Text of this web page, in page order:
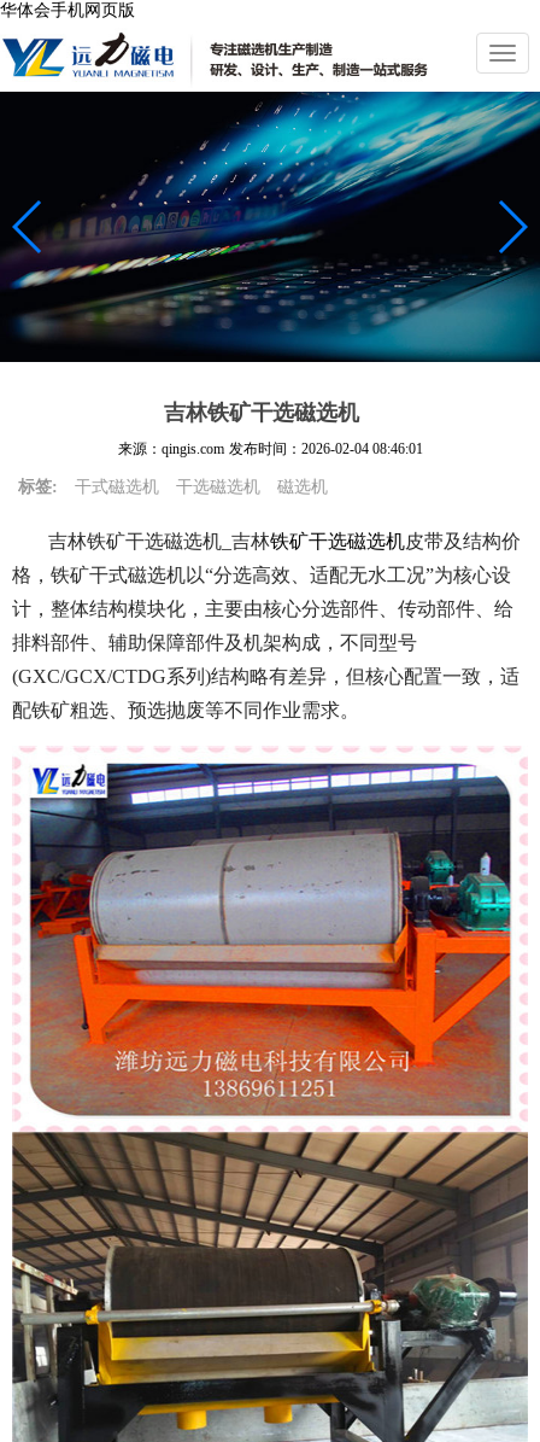
华体会手机网页版
切
换
导
航
吉林铁矿干选磁选机
来源：qingis.com 发布时间： 2026-02-04 08:46:01
标签: 干式磁选机 干选磁选机 磁选机
吉林铁矿干选磁选机_吉林铁矿干选磁选机皮带及结构价
格，铁矿干式磁选机以“分选高效、适配无水工况”为核心设
计，整体结构模块化，主要由核心分选部件、传动部件、给
排料部件、辅助保障部件及机架构成，不同型号
(GXC/GCX/CTDG系列)结构略有差异，但核心配置一致，适
配铁矿粗选、预选抛废等不同作业需求。